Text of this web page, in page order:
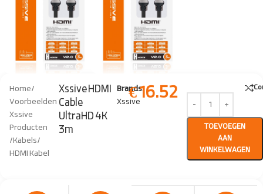
Home/
Voorbeelden
Xssive
Producten
/Kabels/
HDMI Kabel
Xssive HDMI
Cable
UltraHD 4K
3m
Brands:
Xssive
€16.52
TOEVOEGEN
AAN
WINKELWAGEN